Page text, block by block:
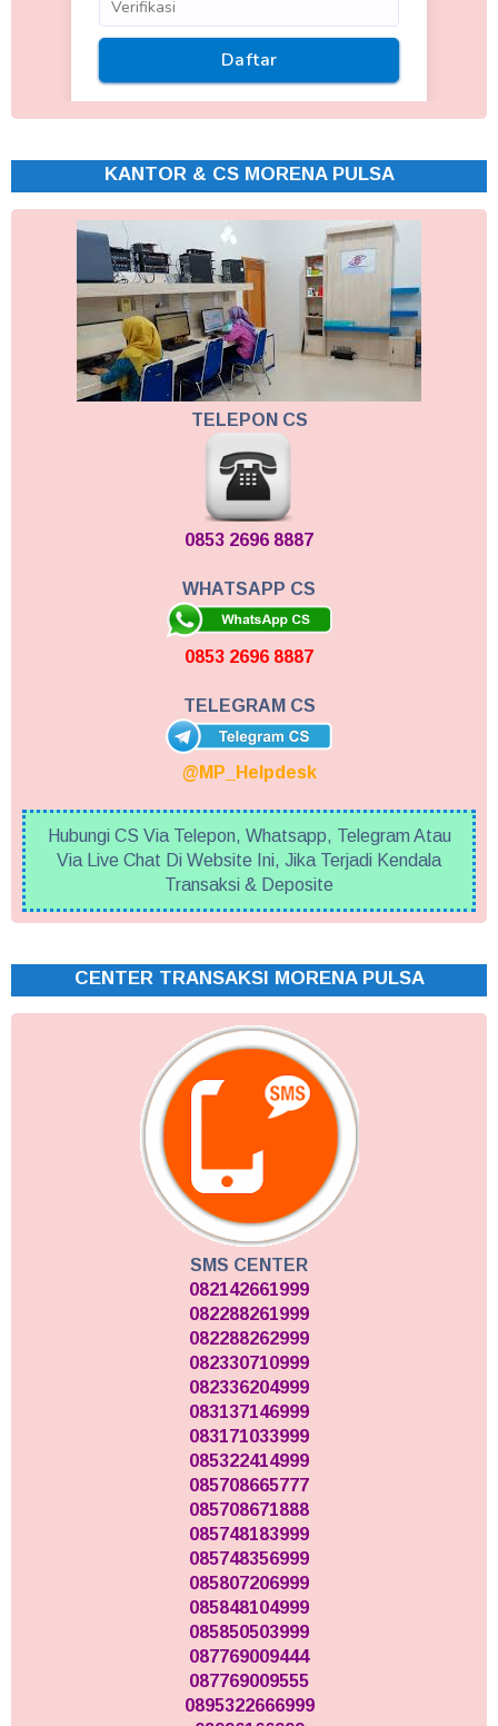
KANTOR & CS MORENA PULSA
TELEPON CS
0853 2696 8887
WHATSAPP CS
0853 2696 8887
TELEGRAM CS
@MP_Helpdesk
Hubungi CS Via Telepon, Whatsapp, Telegram Atau
Via Live Chat Di Website Ini, Jika Terjadi Kendala
Transaksi & Deposite
CENTER TRANSAKSI MORENA PULSA
SMS CENTER
082142661999
082288261999
082288262999
082330710999
082336204999
083137146999
083171033999
085322414999
085708665777
085708671888
085748183999
085748356999
085807206999
085848104999
085850503999
087769009444
087769009555
0895322666999